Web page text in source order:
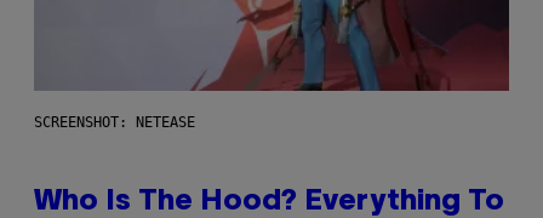
SCREENSHOT: NETEASE
Who Is The Hood? Everything To